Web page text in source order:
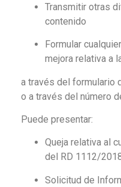
Transmitir otras
contenido
Formular
mejora relativa a
a través del formulario
o a través del número
Puede presentar:
Queja relativa al
del RD 1112/
Solicitud de